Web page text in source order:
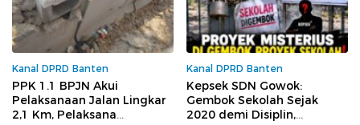
Kanal DPRD Banten
PPK 1.1 BPJN Akui
Pelaksanaan Jalan Lingkar
2,1 Km, Pelaksana
Kanal DPRD Banten
Kepsek SDN Gowok:
Gembok Sekolah Sejak
2020 demi Disiplin,